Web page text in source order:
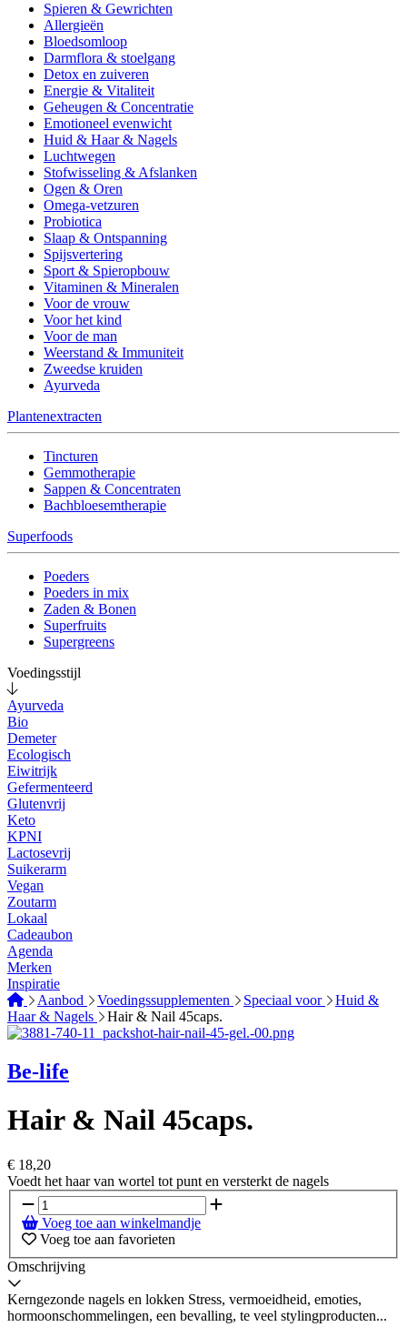
Spieren & Gewrichten
Allergieën
Bloedsomloop
Darmflora & stoelgang
Detox en zuiveren
Energie & Vitaliteit
Geheugen & Concentratie
Emotioneel evenwicht
Huid & Haar & Nagels
Luchtwegen
Stofwisseling & Afslanken
Ogen & Oren
Omega-vetzuren
Probiotica
Slaap & Ontspanning
Spijsvertering
Sport & Spieropbouw
Vitaminen & Mineralen
Voor de vrouw
Voor het kind
Voor de man
Weerstand & Immuniteit
Zweedse kruiden
Ayurveda
Plantenextracten
Tincturen
Gemmotherapie
Sappen & Concentraten
Bachbloesemtherapie
Superfoods
Poeders
Poeders in mix
Zaden & Bonen
Superfruits
Supergreens
Voedingsstijl
Ayurveda
Bio
Demeter
Ecologisch
Eiwitrijk
Gefermenteerd
Glutenvrij
Keto
KPNI
Lactosevrij
Suikerarm
Vegan
Zoutarm
Lokaal
Cadeaubon
Agenda
Merken
Inspiratie
Aanbod
Voedingssupplementen Speciaal voor
Huid &
Haar & Nagels
Hair & Nail 45caps.
Be-life
Hair & Nail 45caps.
€ 18,20
Voedt het haar van wortel tot punt en versterkt de nagels
Voeg toe aan winkelmandje
Voeg toe aan favorieten
Omschrijving
Kerngezonde nagels en lokken Stress, vermoeidheid, emoties,
hormoonschommelingen, een bevalling, te veel stylingproducten...